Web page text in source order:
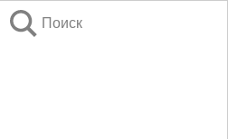
Поиск